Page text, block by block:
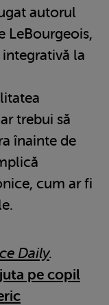
autorul
LeBourgeois,
la
trebui să
înainte de
cum ar fi
Daily.
pe copil